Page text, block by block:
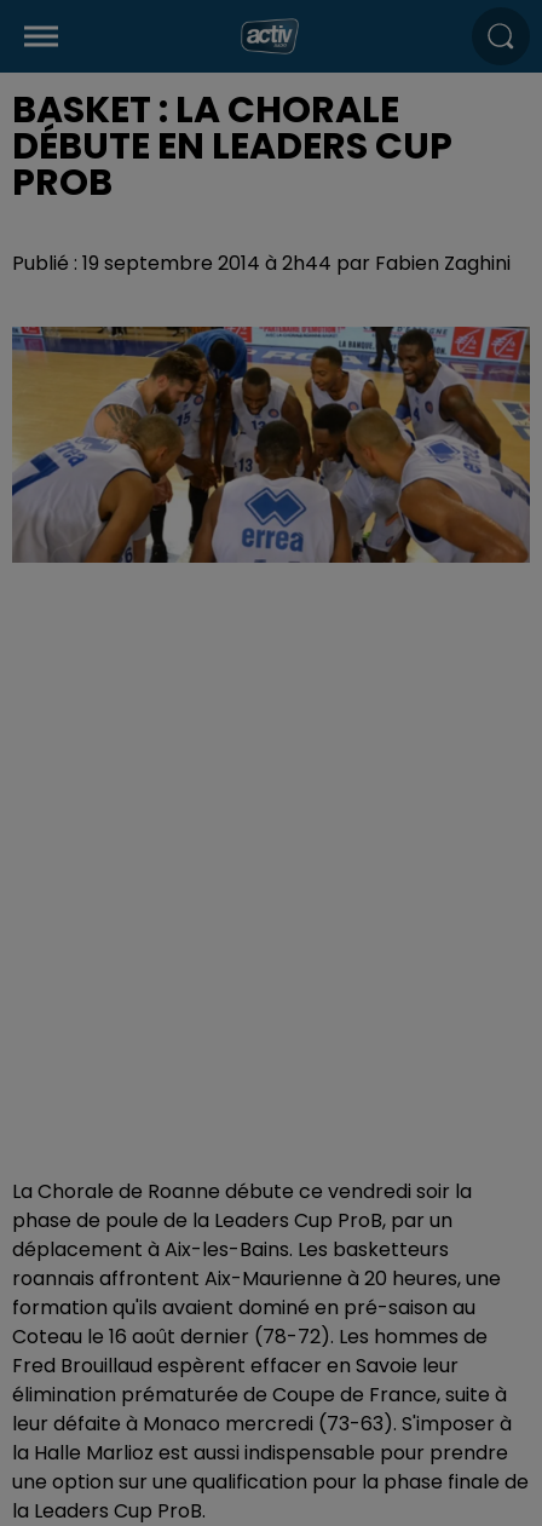
BASKET : LA CHORALE
DÉBUTE EN LEADERS CUP
PROB
Publié : 19 septembre 2014 à 2h44 par Fabien Zaghini
La Chorale de Roanne débute ce vendredi soir la
phase de poule de la Leaders Cup ProB, par un
déplacement à Aix-les-Bains. Les basketteurs
roannais affrontent Aix-Maurienne à 20 heures, une
formation qu'ils avaient dominé en pré-saison au
Coteau le 16 août dernier (78-72). Les hommes de
Fred Brouillaud espèrent effacer en Savoie leur
élimination prématurée de Coupe de France, suite à
leur défaite à Monaco mercredi (73-63). S'imposer à
la Halle Marlioz est aussi indispensable pour prendre
une option sur une qualification pour la phase finale de
la Leaders Cup ProB.